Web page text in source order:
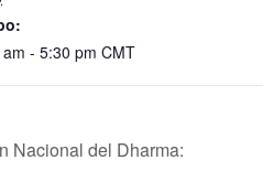
- 5:30 pm CMT
Nacional del Dharma: